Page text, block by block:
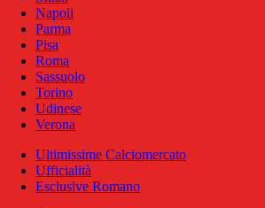
Napoli
Parma
Pisa
Roma
Sassuolo
Torino
Udinese
Verona
Ultimissime Calciomercato
Ufficialità
Esclusive Romano